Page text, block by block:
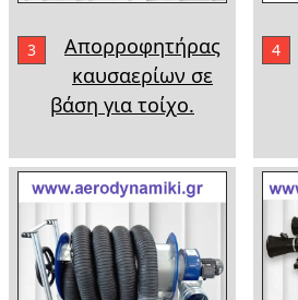
3
Απορροφητήρας
καυσαερίων σε
βάση για τοίχο.
4